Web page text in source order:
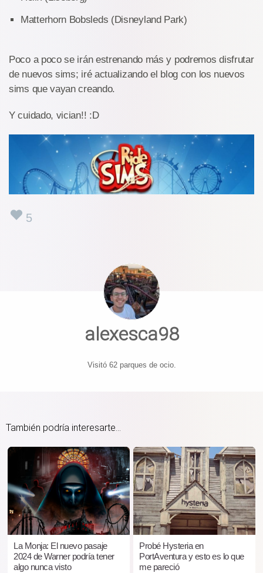
Matterhorn Bobsleds (Disneyland Park)
Poco a poco se irán estrenando más y podremos disfrutar
de nuevos sims; iré actualizando el blog con los nuevos
sims que vayan creando.
Y cuidado, vician!! :D
5
alexesca98
Visitó 62 parques de ocio.
También podría interesarte...
La Monja: El nuevo pasaje
2024 de Warner podría tener
algo nunca visto
Probé Hysteria en
PortAventura y esto es lo que
me pareció